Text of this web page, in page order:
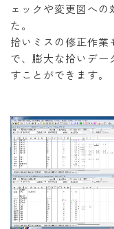
ェックや変更図へ
た。
拾いミスの修正作業
で、膨大な拾いデー
すことができます。